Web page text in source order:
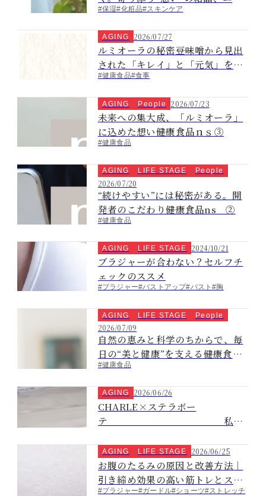
リテ ナチュレス
#保湿#化粧品#スキンケア
AGING 2026/07/27
ルミオーラの秘密――豆味噌から見出
された「キレイ」と「元気」を支
える発酵素材の誕生物語
#健康食品#食事
AGING People 2026/07/23
未来への集大成、「ルミオーラ」
に込めた想い――健康食品ｎｓ③
#健康食品
AGING LIFE STAGE People
2026/07/20
“続けやすい”には秘密がある。開
発者のこだわり――健康食品ns ②
#健康食品
AGING LIFE STAGE 2024/10/21
ブラジャーが合わない？セルフチ
ェックのススメ
#ブラジャー#バストアップ#バスト#胸
AGING LIFE STAGE People
2026/07/09
自然の恵みと科学のちからで、毎
日の“美と健康”を支える――健康食品
ｎｓ①
#健康食品
AGING 2026/06/26
CHARLE×ステラボー
テ 私ら
へ
AGING LIFE STAGE 2026/06/25
お腹のたるみの原因と改善方法｜
引き締め効果の高い筋トレとスト
レッチも紹介
#ブラジャー#ガードル#ショーツ#ストレッチ